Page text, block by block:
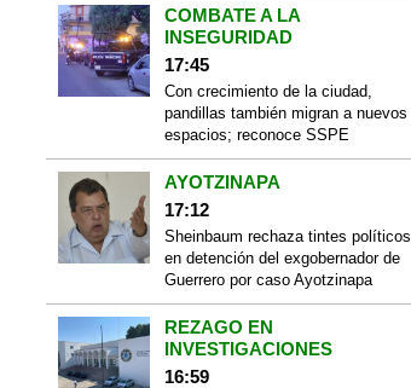
COMBATE A LA
INSEGURIDAD
17:45
Con crecimiento de la ciudad,
pandillas también migran a nuevos
espacios; reconoce SSPE
AYOTZINAPA
17:12
Sheinbaum rechaza tintes políticos
en detención del exgobernador de
Guerrero por caso Ayotzinapa
REZAGO EN
INVESTIGACIONES
16:59